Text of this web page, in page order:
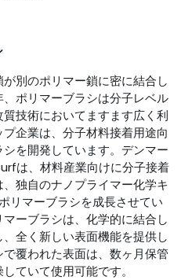
別のポリマー鎖に密に結合し
ポリマーブラシは分子レベル
技術においてますます広く利
企業は、分子材料接着用途向
を開発しています。デンマー
は、材料産業向けに分子接着
独自のナノプライマー化学キ
リマーブラシを成長させてい
ーブラシは、化学的に結合し
全く新しい表面機能を提供し
覆われた表面は、数ヶ月保管
ていて使用可能です。